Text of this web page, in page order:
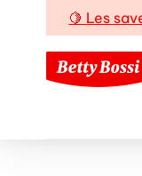
🍋 Les